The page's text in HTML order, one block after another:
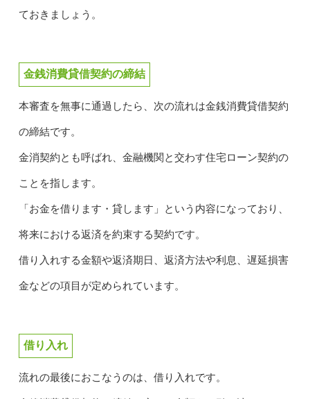
ておきましょう。
金銭消費貸借契約の締結
本審査を無事に通過したら、次の流れは金銭消費貸借契約
の締結です。
金消契約とも呼ばれ、金融機関と交わす住宅ローン契約の
ことを指します。
「お金を借ります・貸します」という内容になっており、
将来における返済を約束する契約です。
借り入れする金額や返済期日、返済方法や利息、遅延損害
金などの項目が定められています。
借り入れ
流れの最後におこなうのは、借り入れです。